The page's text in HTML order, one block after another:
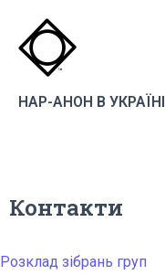
НАР-АНОН В УКРАЇНІ
Контакти
Розклад зібрань груп